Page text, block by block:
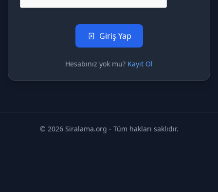
Giriş Yap
Hesabınız yok mu? Kayıt Ol
© 2026 Siralama.org - Tüm hakları saklıdır.